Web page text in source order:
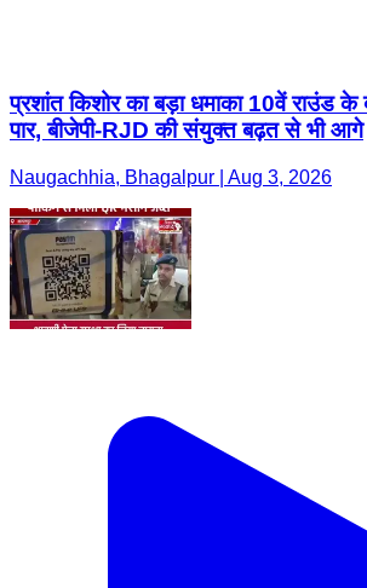
प्रशांत किशोर का बड़ा धमाका 10वें राउंड के
पार, बीजेपी-RJD की संयुक्त बढ़त से भी आगे
Naugachhia, Bhagalpur | Aug 3, 2026